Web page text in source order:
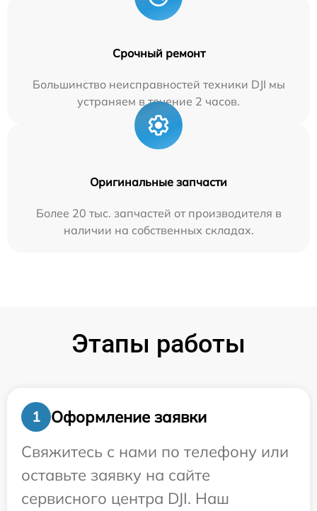
Срочный ремонт
Большинство неисправностей техники DJI мы
устраняем в течение 2 часов.
Оригинальные запчасти
Более 20 тыс. запчастей от производителя в
наличии на собственных складах.
Этапы работы
1
Оформление заявки
Свяжитесь с нами по телефону или
оставьте заявку на сайте
сервисного центра DJI. Наш